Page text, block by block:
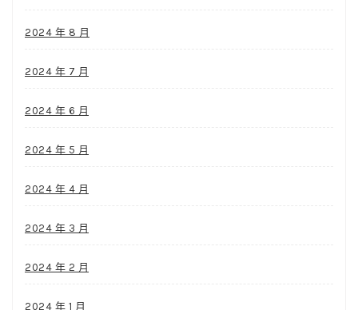
2024 年 8 月
2024 年 7 月
2024 年 6 月
2024 年 5 月
2024 年 4 月
2024 年 3 月
2024 年 2 月
2024 年 1 月